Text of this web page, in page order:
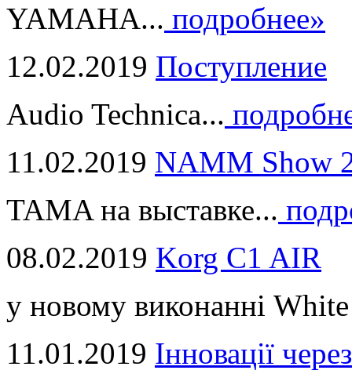
YAMAHA... подробнее»
12.02.2019 Поступление
Audio Technica...
11.02.2019 NAMM Show
TAMA на выставке...
08.02.2019 Korg C1 AIR
у новому виконанні
11.01.2019 Інновації